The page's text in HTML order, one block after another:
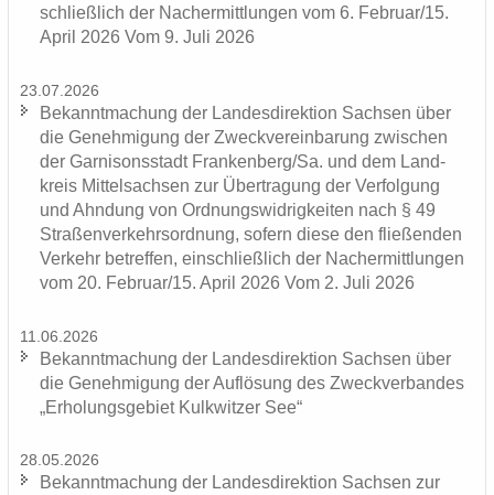
schließ­lich der Nacher­mitt­lun­gen vom 6. Fe­bru­ar/15.
April 2026 Vom 9. Juli 2026
23.07.2026
Be­kannt­ma­chung der Lan­des­di­rek­ti­on Sach­sen über
die Ge­neh­mi­gung der Zweck­ver­ein­ba­rung zwi­schen
der Gar­ni­sons­stadt Fran­ken­berg/Sa. und dem Land­
kreis Mit­tel­sach­sen zur Über­tra­gung der Ver­fol­gung
und Ahn­dung von Ord­nungs­wid­rig­kei­ten nach § 49
Stra­ßen­ver­kehrs­ord­nung, so­fern diese den flie­ßen­den
Ver­kehr be­tref­fen, ein­schließ­lich der Nacher­mitt­lun­gen
vom 20. Fe­bru­ar/15. April 2026 Vom 2. Juli 2026
11.06.2026
Be­kannt­ma­chung der Lan­des­di­rek­ti­on Sach­sen über
die Ge­neh­mi­gung der Auf­lö­sung des Zweck­ver­ban­des
„Er­ho­lungs­ge­biet Kulk­wit­zer See“
28.05.2026
Be­kannt­ma­chung der Lan­des­di­rek­ti­on Sach­sen zur